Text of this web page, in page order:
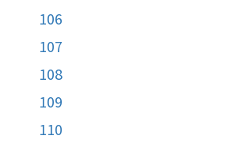
106
107
108
109
110